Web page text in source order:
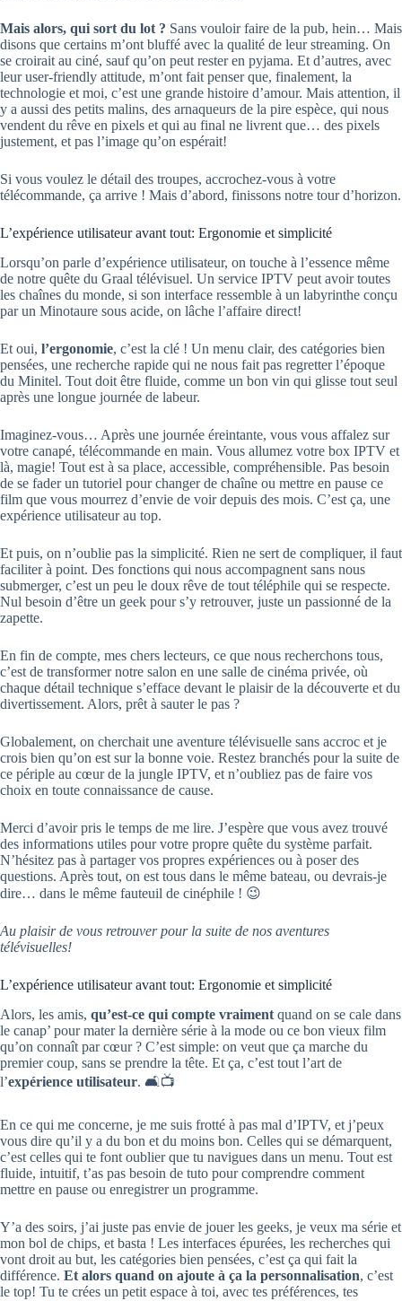
Mais alors, qui sort du lot ? Sans vouloir faire de la pub, hein… Mais
disons que certains m’ont bluffé avec la qualité de leur streaming. On
se croirait au ciné, sauf qu’on peut rester en pyjama. Et d’autres, avec
leur user-friendly attitude, m’ont fait penser que, finalement, la
technologie et moi, c’est une grande histoire d’amour. Mais attention, il
y a aussi des petits malins, des arnaqueurs de la pire espèce, qui nous
vendent du rêve en pixels et qui au final ne livrent que… des pixels
justement, et pas l’image qu’on espérait!
Si vous voulez le détail des troupes, accrochez-vous à votre
télécommande, ça arrive ! Mais d’abord, finissons notre tour d’horizon.
L’expérience utilisateur avant tout: Ergonomie et simplicité
Lorsqu’on parle d’expérience utilisateur, on touche à l’essence même
de notre quête du Graal télévisuel. Un service IPTV peut avoir toutes
les chaînes du monde, si son interface ressemble à un labyrinthe conçu
par un Minotaure sous acide, on lâche l’affaire direct!
Et oui, l’ergonomie, c’est la clé ! Un menu clair, des catégories bien
pensées, une recherche rapide qui ne nous fait pas regretter l’époque
du Minitel. Tout doit être fluide, comme un bon vin qui glisse tout seul
après une longue journée de labeur.
Imaginez-vous… Après une journée éreintante, vous vous affalez sur
votre canapé, télécommande en main. Vous allumez votre box IPTV et
là, magie! Tout est à sa place, accessible, compréhensible. Pas besoin
de se fader un tutoriel pour changer de chaîne ou mettre en pause ce
film que vous mourrez d’envie de voir depuis des mois. C’est ça, une
expérience utilisateur au top.
Et puis, on n’oublie pas la simplicité. Rien ne sert de compliquer, il faut
faciliter à point. Des fonctions qui nous accompagnent sans nous
submerger, c’est un peu le doux rêve de tout téléphile qui se respecte.
Nul besoin d’être un geek pour s’y retrouver, juste un passionné de la
zapette.
En fin de compte, mes chers lecteurs, ce que nous recherchons tous,
c’est de transformer notre salon en une salle de cinéma privée, où
chaque détail technique s’efface devant le plaisir de la découverte et du
divertissement. Alors, prêt à sauter le pas ?
Globalement, on cherchait une aventure télévisuelle sans accroc et je
crois bien qu’on est sur la bonne voie. Restez branchés pour la suite de
ce périple au cœur de la jungle IPTV, et n’oubliez pas de faire vos
choix en toute connaissance de cause.
Merci d’avoir pris le temps de me lire. J’espère que vous avez trouvé
des informations utiles pour votre propre quête du système parfait.
N’hésitez pas à partager vos propres expériences ou à poser des
questions. Après tout, on est tous dans le même bateau, ou devrais-je
dire… dans le même fauteuil de cinéphile ! 😉
Au plaisir de vous retrouver pour la suite de nos aventures
télévisuelles!
L’expérience utilisateur avant tout: Ergonomie et simplicité
Alors, les amis, qu’est-ce qui compte vraiment quand on se cale dans
le canap’ pour mater la dernière série à la mode ou ce bon vieux film
qu’on connaît par cœur ? C’est simple: on veut que ça marche du
premier coup, sans se prendre la tête. Et ça, c’est tout l’art de
l’expérience utilisateur. 🛋️📺
En ce qui me concerne, je me suis frotté à pas mal d’IPTV, et j’peux
vous dire qu’il y a du bon et du moins bon. Celles qui se démarquent,
c’est celles qui te font oublier que tu navigues dans un menu. Tout est
fluide, intuitif, t’as pas besoin de tuto pour comprendre comment
mettre en pause ou enregistrer un programme.
Y’a des soirs, j’ai juste pas envie de jouer les geeks, je veux ma série et
mon bol de chips, et basta ! Les interfaces épurées, les recherches qui
vont droit au but, les catégories bien pensées, c’est ça qui fait la
différence. Et alors quand on ajoute à ça la personnalisation, c’est
le top! Tu te crées un petit espace à toi, avec tes préférences, tes